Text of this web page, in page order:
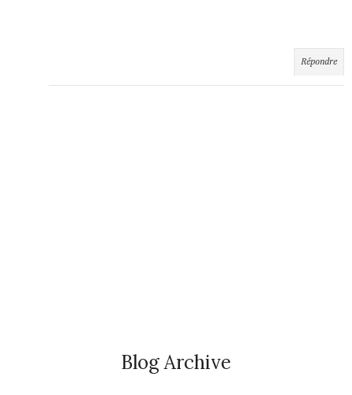
Répondre
Blog Archive